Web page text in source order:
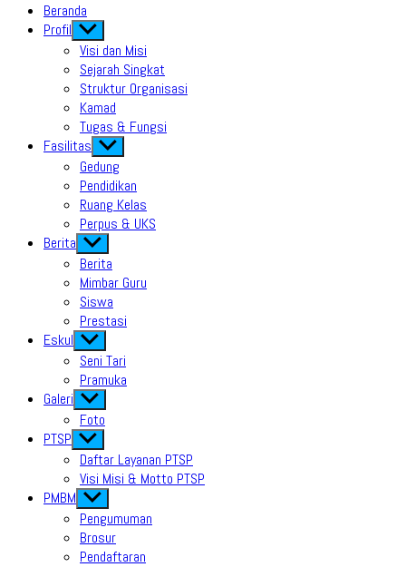
Beranda
Profil Show
sub
menu
Visi dan Misi
Sejarah Singkat
Struktur Organisasi
Kamad
Tugas & Fungsi
Fasilitas Show
sub
menu
Gedung
Pendidikan
Ruang Kelas
Perpus & UKS
Berita Show
sub
menu
Berita
Mimbar Guru
Siswa
Prestasi
Eskul Show
sub
menu
Seni Tari
Pramuka
Galeri Show
sub
menu
Foto
PTSP Show
sub
menu
Daftar Layanan PTSP
Visi Misi & Motto PTSP
PMBM Show
sub
menu
Pengumuman
Brosur
Pendaftaran